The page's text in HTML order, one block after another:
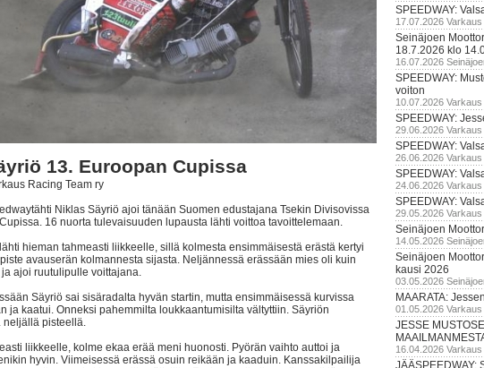
13. Euroopan Cupissa
Racing Team ry
Niklas Säyriö ajoi tänään Suomen edustajana Tsekin Divisovissa
16 nuorta tulevaisuuden lupausta lähti voittoa tavoittelemaan.
hieman tahmeasti liikkeelle, sillä kolmesta ensimmäisestä erästä kertyi
avauserän kolmannesta sijasta. Neljännessä erässään mies oli kuin
ajoi ruutulipulle voittajana.
Säyriö sai sisäradalta hyvän startin, mutta ensimmäisessä kurvissa
ja kaatui. Onneksi pahemmilta loukkaantumisilta vältyttiin. Säyriön
neljällä pisteellä.
liikkeelle, kolme ekaa erää meni huonosti. Pyörän vaihto auttoi ja
hyvin. Viimeisessä erässä osuin reikään ja kaaduin. Kanssakilpailija
SPEEDWAY:
17.07.2026
Seinäjoen
18.7.2026 klo
16.07.2026
SPEEDWAY:
voiton
10.07.2026
SPEEDWAY:
29.06.2026
SPEEDWAY:
26.06.2026
SPEEDWAY:
24.06.2026
SPEEDWAY:
29.05.2026
Seinäjoen
14.05.2026
Seinäjoen
kausi 2026
03.05.2026
MAARATA:
01.05.2026
JESSE
16.04.2026
JÄÄSPEEDWAY: